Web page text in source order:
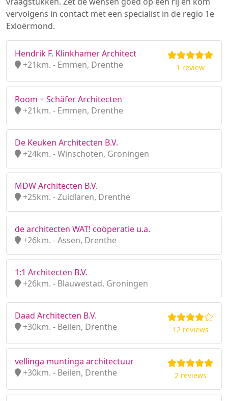
vervolgens in contact met een specialist in de regio 1e
Exloërmond.
Hendrik F. Klinkhamer Architect
+21km. - Emmen, Drenthe
1 review
Room + Schäfer Architecten
+21km. - Emmen, Drenthe
De Keuken Architecten B.V.
+24km. - Winschoten, Groningen
MDW Architecten B.V.
+25km. - Zuidlaren, Drenthe
de architecten WAT! coöperatie u.a.
+26km. - Assen, Drenthe
1:1 Architecten B.V.
+26km. - Blauwestad, Groningen
Daad Architecten B.V.
+30km. - Beilen, Drenthe
12 reviews
vellinga muntinga architectuur
+30km. - Beilen, Drenthe
2 reviews